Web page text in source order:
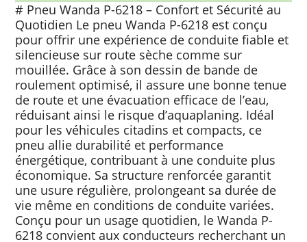
# Pneu Wanda P-6218 – Confort et Sécurité au
Quotidien Le pneu Wanda P-6218 est conçu
pour offrir une expérience de conduite fiable et
silencieuse sur route sèche comme sur
mouillée. Grâce à son dessin de bande de
roulement optimisé, il assure une bonne tenue
de route et une évacuation efficace de l’eau,
réduisant ainsi le risque d’aquaplaning. Idéal
pour les véhicules citadins et compacts, ce
pneu allie durabilité et performance
énergétique, contribuant à une conduite plus
économique. Sa structure renforcée garantit
une usure régulière, prolongeant sa durée de
vie même en conditions de conduite variées.
Conçu pour un usage quotidien, le Wanda P-
6218 convient aux conducteurs recherchant un